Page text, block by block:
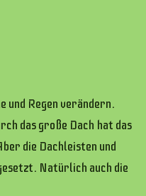
und Regen verändern.
das große Dach hat das
die Dachleisten und
Natürlich auch die